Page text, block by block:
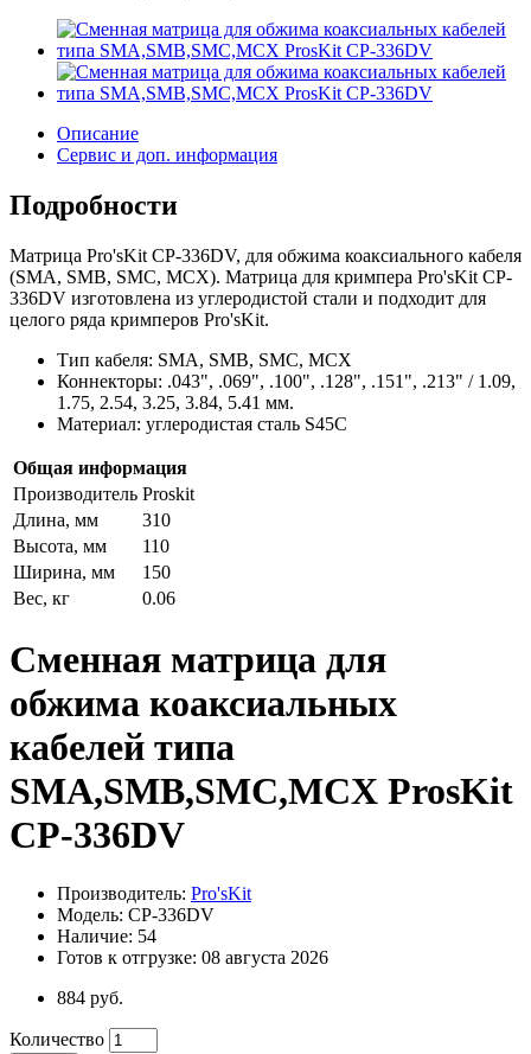
Описание
Сервис и доп. информация
Подробности
Матрица Pro'sKit CP-336DV, для обжима коаксиального кабеля
(SMA, SMB, SMC, MCX). Матрица для кримпера Pro'sKit CP-
336DV изготовлена из углеродистой стали и подходит для
целого ряда кримперов Pro'sKit.
Тип кабеля: SMA, SMB, SMC, MCX
Коннекторы: .043", .069", .100", .128", .151", .213" / 1.09,
1.75, 2.54, 3.25, 3.84, 5.41 мм.
Материал: углеродистая сталь S45C
Общая информация
Производитель Proskit
Длина, мм
310
Высота, мм
110
Ширина, мм
150
Вес, кг
0.06
Сменная матрица для
обжима коаксиальных
кабелей типа
SMA,SMB,SMC,MCX ProsKit
CP-336DV
Производитель: Pro'sKit
Модель: CP-336DV
Наличие: 54
Готов к отгрузке: 08 августа 2026
884 руб.
Количество